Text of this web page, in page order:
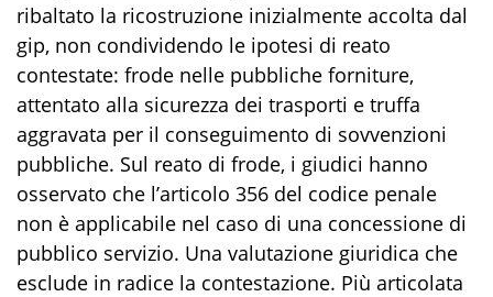
ribaltato la ricostruzione inizialmente accolta dal
gip, non condividendo le ipotesi di reato
contestate: frode nelle pubbliche forniture,
attentato alla sicurezza dei trasporti e truffa
aggravata per il conseguimento di sovvenzioni
pubbliche. Sul reato di frode, i giudici hanno
osservato che l’articolo 356 del codice penale
non è applicabile nel caso di una concessione di
pubblico servizio. Una valutazione giuridica che
esclude in radice la contestazione. Più articolata